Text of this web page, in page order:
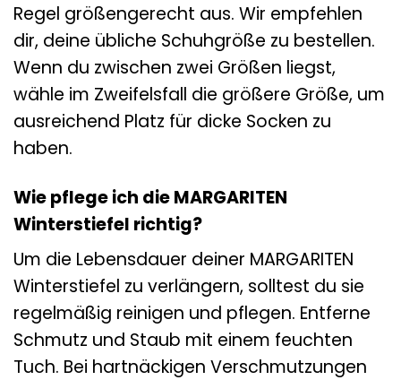
Regel größengerecht aus. Wir empfehlen
dir, deine übliche Schuhgröße zu bestellen.
Wenn du zwischen zwei Größen liegst,
wähle im Zweifelsfall die größere Größe, um
ausreichend Platz für dicke Socken zu
haben.
Wie pflege ich die MARGARITEN
Winterstiefel richtig?
Um die Lebensdauer deiner MARGARITEN
Winterstiefel zu verlängern, solltest du sie
regelmäßig reinigen und pflegen. Entferne
Schmutz und Staub mit einem feuchten
Tuch. Bei hartnäckigen Verschmutzungen